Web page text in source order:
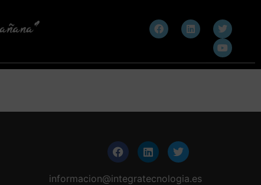
informacion@integratecnologia.es